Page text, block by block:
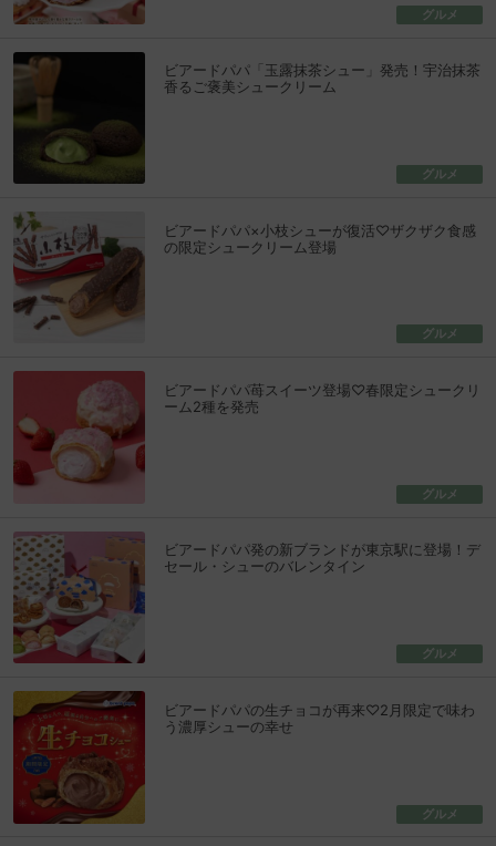
グルメ
ビアードパパ「玉露抹茶シュー」発売！宇治抹茶
香るご褒美シュークリーム
グルメ
ビアードパパ×小枝シューが復活♡ザクザク食感
の限定シュークリーム登場
グルメ
ビアードパパ苺スイーツ登場♡春限定シュークリ
ーム2種を発売
グルメ
ビアードパパ発の新ブランドが東京駅に登場！デ
セール・シューのバレンタイン
グルメ
ビアードパパの生チョコが再来♡2月限定で味わ
う濃厚シューの幸せ
グルメ